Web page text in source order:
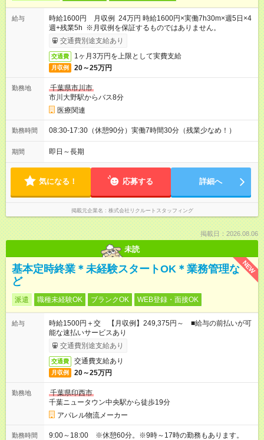
給与
時給1600円 月収例 24万円 時給1600円×実働7h30m×週5日×4
週+残業5h ※月収例を保証するものではありません。
交通費別途支給あり
交通費 1ヶ月3万円を上限として実費支給
月収例 20～25万円
勤務地
千葉県市川市
市川大野駅からバス8分
医療関連
勤務時間 08:30-17:30（休憩90分）実働7時間30分（残業少なめ！）
期間 即日～長期
気になる！ 応募する 詳細へ
掲載元企業名 株式会社リクルートスタッフィング
掲載日：2026.08.06
未読
NEW
基本定時終業＊未経験スタートOK＊業務管理な
ど
派遣 職種未経験OK ブランクOK WEB登録・面接OK
給与
時給1500円＋交 【月収例】249,375円～ ■給与の前払いが可
能な速払いサービスあり
交通費別途支給あり
交通費 交通費支給あり
月収例 20～25万円
勤務地
千葉県印西市
千葉ニュータウン中央駅から徒歩19分
アパレル物流メーカー
勤務時間 9:00～18:00 ※休憩60分。※9時～17時の勤務もあります。